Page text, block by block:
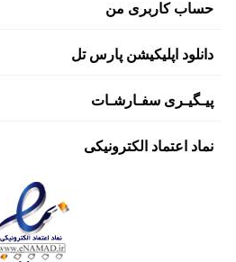
حساب کاربری من
دانلود اپلیکیشن پارس تل
پیـگیـری سفـارشـات
نماد اعتماد الکترونیکی